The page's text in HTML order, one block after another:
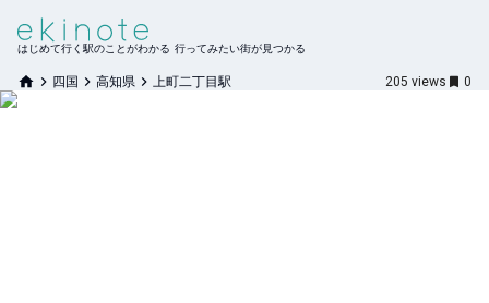
はじめて行く駅のことがわかる 行ってみたい街が見つかる
四国 高知県 上町二丁目駅 205 views 0